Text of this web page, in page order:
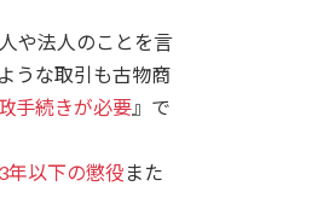
や法人のことを言
うな取引も古物商
手続きが必要』で
3年以下の懲役 また